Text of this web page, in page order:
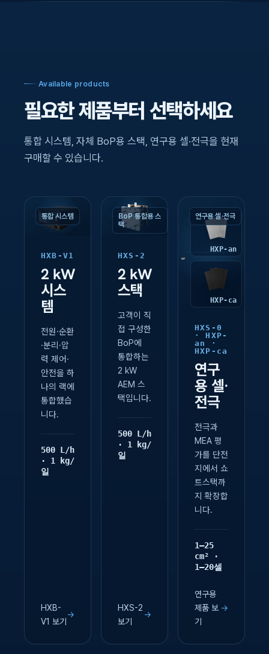
Available products
필요한 제품부터 선택하세요
통합 시스템, 자체 BoP용 스택, 연구용 셀·전극을 현재
구매할 수 있습니다.
통합 시스템
HXB-V1
2 kW
시스
템
전원·순환
·분리·압
력 제어·
안전을 하
나의 랙에
통합했습
니다.
500 L/h
· 1 kg/
일
HXB-
V1 보기
→
BoP 통합용 스
택
HXS-2
2 kW
스택
고객이 직
접 구성한
BoP에
통합하는
2 kW
AEM 스
택입니다.
500 L/h
· 1 kg/
일
HXS-2
보기
→
연구용 셀·전극
HXP-an
HXP-ca
HXS-0
· HXP-
an ·
HXP-ca
연구
용 셀·
전극
전극과
MEA 평
가를 단전
지에서 쇼
트스택까
지 확장합
니다.
1–25
cm² ·
1–20셀
연구용
제품 보
기
→